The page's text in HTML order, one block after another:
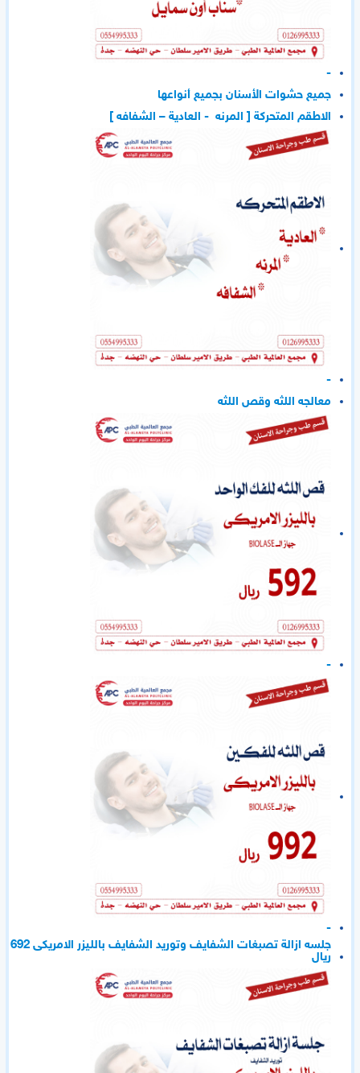
-
جميع حشوات الأسنان بجميع أنواعها
الاطقم المتحركة [ المرنه - العادية – الشفافه ]
-
معالجه اللثه وقص اللثه
-
-
جلسه ازالة تصبغات الشفايف وتوريد الشفايف بالليزر الامريكى 692
ريال